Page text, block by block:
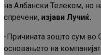
на Албански Телеком, но
спречени, изјави Лучиќ.
-Причината зошто сум во
основањето на